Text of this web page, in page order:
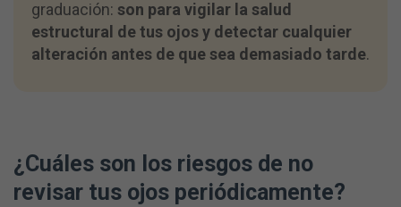
graduación: son para vigilar la salud
estructural de tus ojos y detectar cualquier
alteración antes de que sea demasiado tarde.
¿Cuáles son los riesgos de no
revisar tus ojos periódicamente?